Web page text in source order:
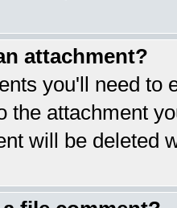
attachment?
you'll need
the attachment
will be deleted